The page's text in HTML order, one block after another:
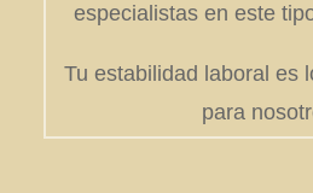
especialistas en este
Tu estabilidad laboral es
para